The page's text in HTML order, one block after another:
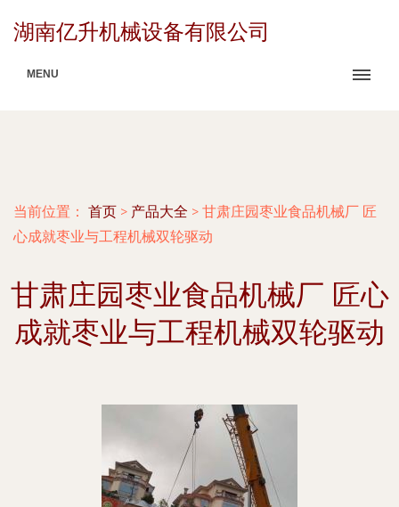
湖南亿升机械设备有限公司
MENU
当前位置： 首页 > 产品大全 > 甘肃庄园枣业食品机械厂 匠
心成就枣业与工程机械双轮驱动
甘肃庄园枣业食品机械厂 匠心
成就枣业与工程机械双轮驱动